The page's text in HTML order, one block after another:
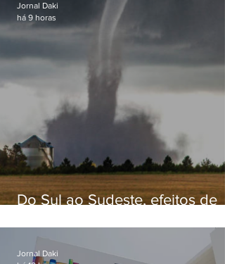
Do Sul ao Sudeste, efeitos de
apreensão na população
Jornal Daki
há 9 horas
Jornal Daki